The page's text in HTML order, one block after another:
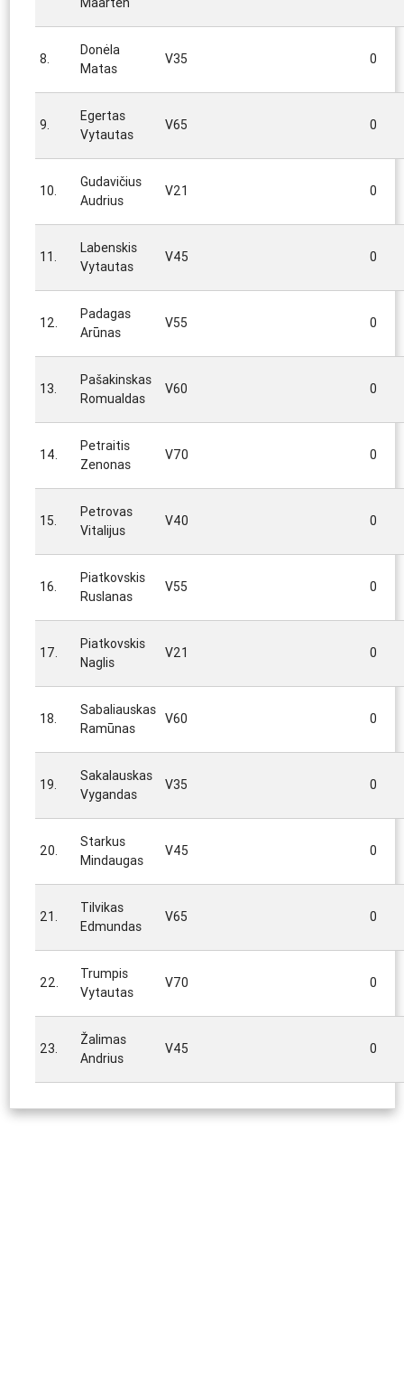
8.
Donėla
Matas
V35 0
9.
Egertas
Vytautas
V65 0
10.
Gudavičius
Audrius
V21 0
11.
Labenskis
Vytautas
V45 0
12.
Padagas
Arūnas
V55 0
13.
Pašakinskas
Romualdas
V60 0
14.
Petraitis
Zenonas
V70 0
15.
Petrovas
Vitalijus
V40 0
16.
Piatkovskis
Ruslanas
V55 0
17.
Piatkovskis
Naglis
V21 0
18.
Sabaliauskas
Ramūnas
V60 0
19.
Sakalauskas
Vygandas
V35 0
20.
Starkus
Mindaugas
V45 0
21.
Tilvikas
Edmundas
V65 0
22.
Trumpis
Vytautas
V70 0
23.
Žalimas
Andrius
V45 0